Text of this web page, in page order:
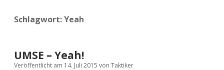
Schlagwort:Yeah
UMSE – Yeah!
Veröffentlicht am 14. Juli 2015 von Taktiker